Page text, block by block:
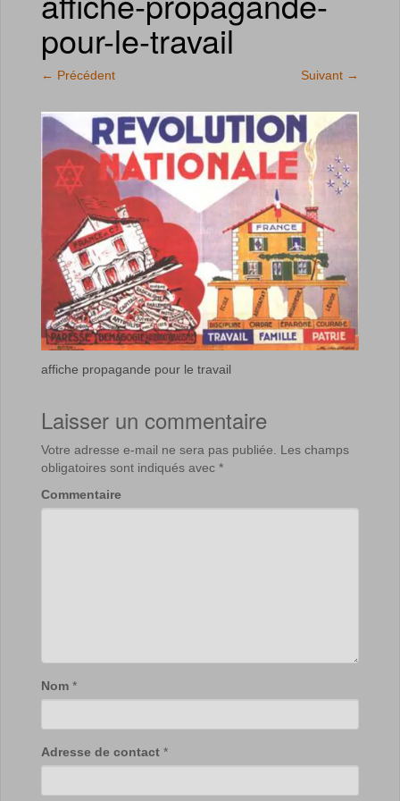
pour-le-travail
← Précédent Suivant →
affiche propagande pour le travail
Laisser un commentaire
Votre adresse e-mail ne sera pas publiée. Les champs
obligatoires sont indiqués avec *
Commentaire
Nom *
Adresse de contact *